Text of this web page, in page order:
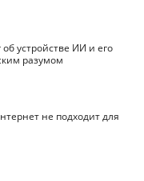
об устройстве ИИ и его
разумом
не подходит для